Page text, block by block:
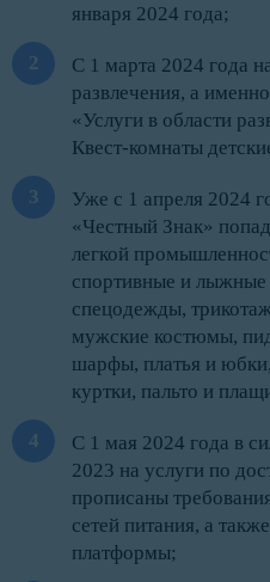
января 2024 года;
С 1 марта 2024 года
развлечения, а
«Услуги в области
Квест-комнаты
Уже с 1 апреля 2024
«Честный Знак»
легкой
спортивные и
спецодежды,
мужские костюмы,
шарфы, платья и
куртки, пальто и
С 1 мая 2024 года в
2023 на услуги по
прописаны
сетей питания, а
платформы;